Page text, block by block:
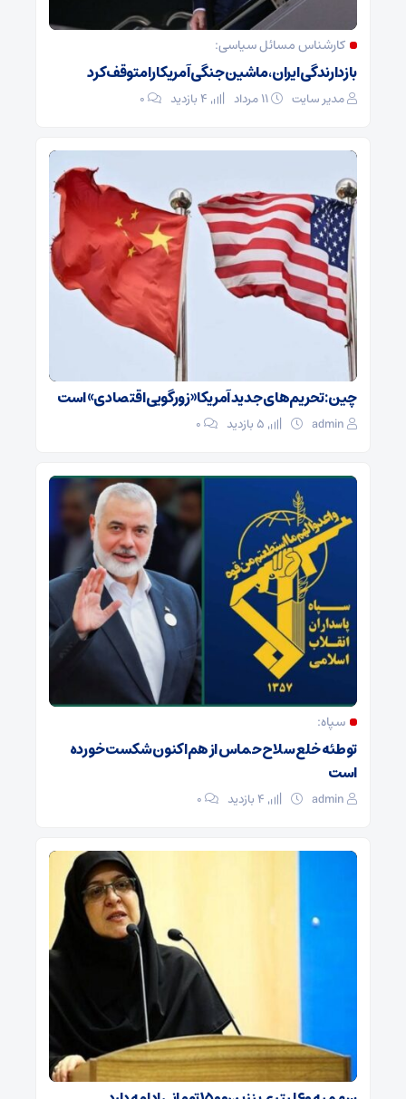
کارشناس مسائل سیاسی:
بازدارندگی ایران، ماشین جنگی آمریکا را متوقف کرد
مدیر سایت ۰
چین: تحریم‌های جدید آمریکا «زورگویی اقتصادی» است
admin ۰
سپاه: ️
توطئه خلع سلاح حماس از هم‌اکنون شکست خورده
است
admin ۰